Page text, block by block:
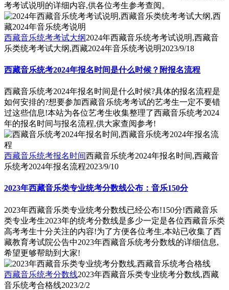
考考试说明的详细内容,供各位考生参考查阅。
西藏音乐统考考试大纲2024年西藏音乐统考考试说明,西藏音
乐类统考考试大纲,西藏2024年音乐统考说明2023/9/18
西藏音乐统考2024年报名时间是什么时候？附报名流程
西藏音乐统考2024年报名时间是什么时候?具体的报名流程是
如何安排的?想要参加西藏音乐统考考试的艺考生一定不要错
过这些信息!本站为各位艺考生收集整理了西藏音乐统考2024
年的报名时间与报名流程,供大家查阅参考!
西藏音乐统考报名时间西藏音乐统考2024年报名时间,西藏音
乐统考2024年报名流程2023/9/10
2023年西藏音乐类专业统考分数线公布：音乐150分
2023年西藏音乐类专业统考分数线已经公布!150分!西藏音乐
类专业考生2023年的统考分数线是多少一定是各位西藏音乐类
高考考生十分关注的内容!为了方便各位考生,本站已收集了西
藏教育考试院公告中2023年西藏音乐统考分数线的详细信息,
希望更够帮助到大家!
西藏音乐统考分数线2023年西藏音乐类专业统考分数线,西藏
音乐统考合格线2023/2/2